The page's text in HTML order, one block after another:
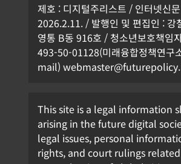
제호 : 디지털주리스트 / 인터넷신
2026.2.11. / 발행인 및 편집인 : 강
영통 B동 916호 / 청소년보호책임
493-50-01128(미래융합정책연
mail)
This site is a legal information
arising in the future digital
legal issues, personal
rights, and court rulings